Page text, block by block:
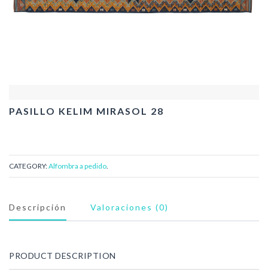
PASILLO KELIM MIRASOL 28
CATEGORY:Alfombra a pedido.
Descripción Valoraciones (0)
PRODUCT DESCRIPTION